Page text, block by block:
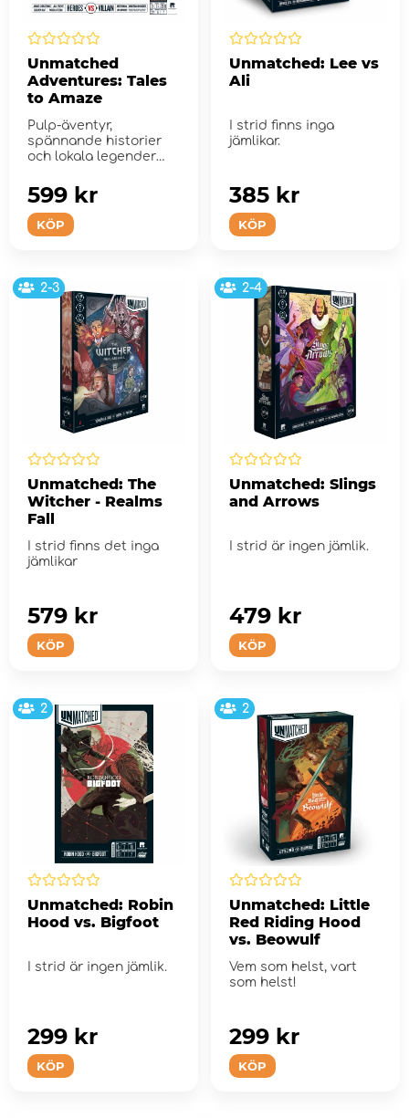
Unmatched
Adventures: Tales
to Amaze
Pulp-äventyr,
spännande historier
och lokala legender
KÖP
599 kr
Unmatched: Lee vs
Ali
I strid finns inga
jämlikar.
KÖP
385 kr
2-3
Unmatched: The
Witcher - Realms
Fall
I strid finns det inga
jämlikar
KÖP
579 kr
2-4
Unmatched: Slings
and Arrows
I strid är ingen jämlik.
KÖP
479 kr
2
Unmatched: Robin
Hood vs. Bigfoot
I strid är ingen jämlik.
KÖP
299 kr
2
Unmatched: Little
Red Riding Hood
vs. Beowulf
Vem som helst, vart
som helst!
KÖP
299 kr